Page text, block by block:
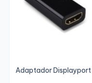
Adaptador Displayport